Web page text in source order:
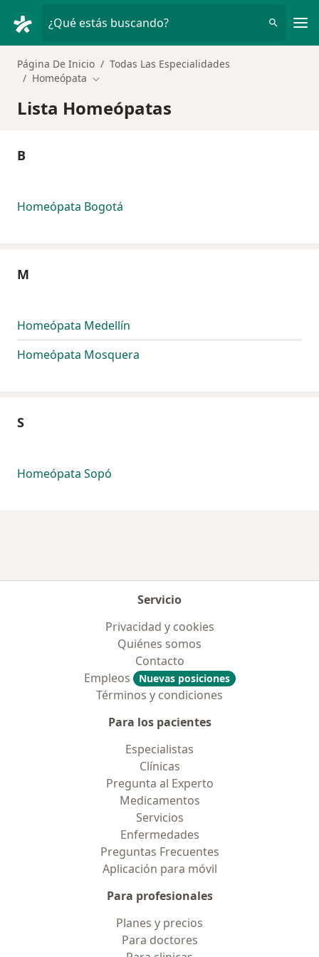
¿Qué estás buscando?
Página De Inicio
Todas Las Especialidades
Homeópata Cambiar de ciudad
Lista Homeópatas
B
Homeópata Bogotá
M
Homeópata Medellín
Homeópata Mosquera
S
Homeópata Sopó
Servicio
Privacidad y cookies
Quiénes somos
Contacto
Empleos
Nuevas posiciones
Términos y condiciones
Para los pacientes
Especialistas
Clínicas
Pregunta al Experto
Medicamentos
Servicios
Enfermedades
Preguntas Frecuentes
Aplicación para móvil
Para profesionales
Planes y precios
Para doctores